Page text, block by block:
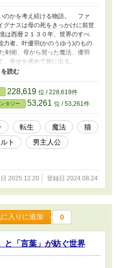
のかを考え続ける物語。 ファ
グナスは母の死をきっかけに前世
西暦２１３０年、世界のすべ
力者、叶優羽(かのうゆう)のもの
術、母から習った魔法、優羽
て、幸せを求めて旅に出る。
てくるので、オカルト好きな人
228,619 位 / 228,619件
タジー 53,261 位 / 53,261件
転生 魔法
猫
ト
男主人公
2025.12.20 登録日 2024.08.24
入りに追加 0
と「言葉」が紡ぐ世界